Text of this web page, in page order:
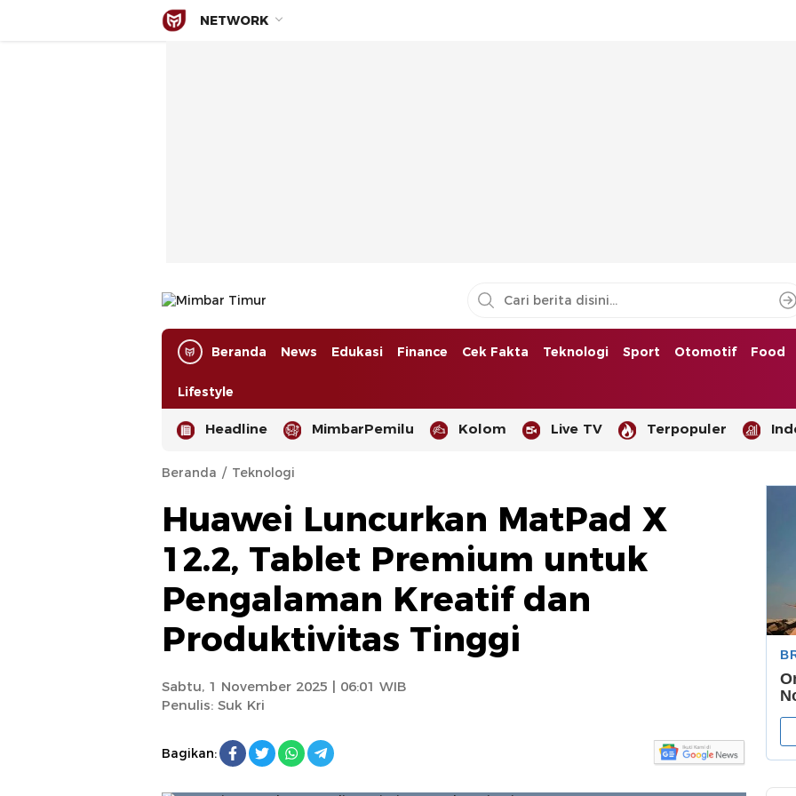
NETWORK
Mimbar Timur
Media Berjaringan Indonesia Timur
Beranda
News Edukasi Finance Cek Fakta Teknologi Sport Otomotif Food
Lifestyle
Headline MimbarPemilu Kolom Live TV Terpopuler
Beranda Teknologi
Huawei Luncurkan MatPad X
12.2, Tablet Premium untuk
Pengalaman Kreatif dan
Produktivitas Tinggi
Penulis: Suk Kri
Sabtu, 1 November 2025 | 06:01 WIB
Bagikan:
--